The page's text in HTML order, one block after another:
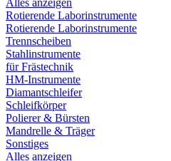
Alles anzeigen
Rotierende Laborinstrumente
Rotierende Laborinstrumente
Trennscheiben
Stahlinstrumente
für Frästechnik
HM-Instrumente
Diamantschleifer
Schleifkörper
Polierer & Bürsten
Mandrelle & Träger
Sonstiges
Alles anzeigen